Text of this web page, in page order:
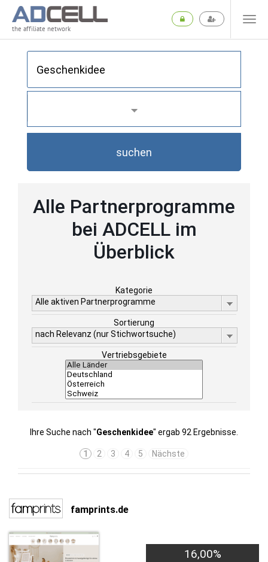
the affiliate network
suchen
Alle Partnerprogramme
bei ADCELL im
Überblick
Kategorie
Alle aktiven Partnerprogramme
Sortierung
nach Relevanz (nur Stichwortsuche)
Vertriebsgebiete
Ihre Suche nach "Geschenkidee" ergab 92 Ergebnisse.
1 2 3 4 5 Nächste
famprints.de
16,00%